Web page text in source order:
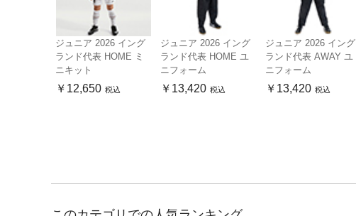
ジュニア 2026 イング
ランド代表 HOME ミ
ニキット
￥12,650 税込
ジュニア 2026 イング
ランド代表 HOME ユ
ニフォーム
￥13,420 税込
ジュニア 2026 イング
ランド代表 AWAY ユ
ニフォーム
￥13,420 税込